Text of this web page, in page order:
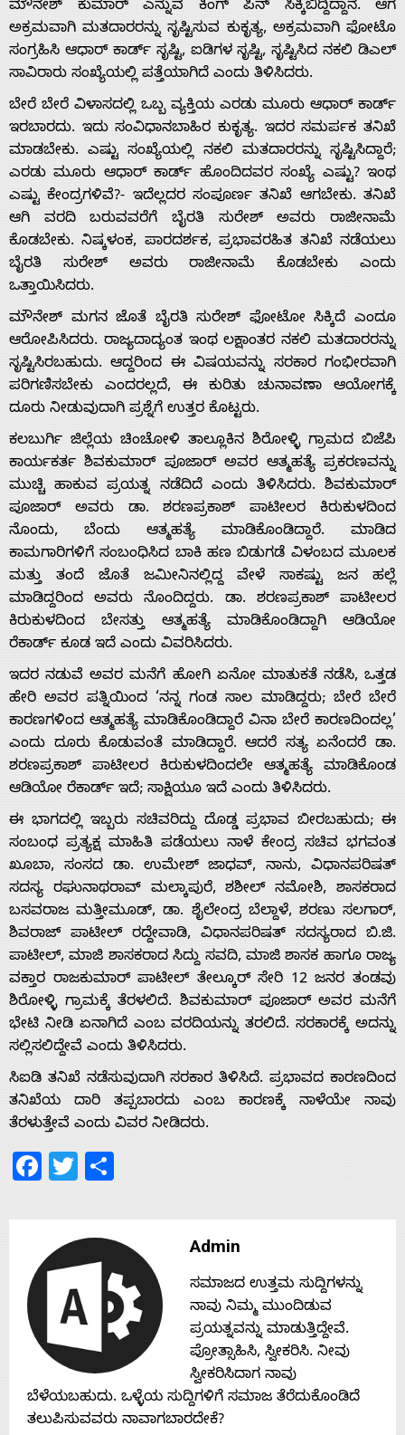
Home
About
Us
Advertise
With
s
Contact
Us
ಮೌನೇಶ್ ಕುಮಾರ್ ಎನ್ನುವ ಕಿಂಗ್ ಪಿನ್ ಸಿಕ್ಕಿಬಿದ್ದಿದ್ದಾನೆ. ಆಗ
ಅಕ್ರಮವಾಗಿ ಮತದಾರರನ್ನು ಸೃಷ್ಟಿಸುವ ಕುಕೃತ್ಯ, ಅಕ್ರಮವಾಗಿ ಫೋಟೊ
ಸಂಗ್ರಹಿಸಿ ಆಧಾರ್ ಕಾರ್ಡ್ ಸೃಷ್ಟಿ, ಐಡಿಗಳ ಸೃಷ್ಟಿ, ಸೃಷ್ಟಿಸಿದ ನಕಲಿ ಡಿಎಲ್
ಸಾವಿರಾರು ಸಂಖ್ಯೆಯಲ್ಲಿ ಪತ್ತೆಯಾಗಿದೆ ಎಂದು ತಿಳಿಸಿದರು.
ಬೇರೆ ಬೇರೆ ವಿಳಾಸದಲ್ಲಿ ಒಬ್ಬ ವ್ಯಕ್ತಿಯ ಎರಡು ಮೂರು ಆಧಾರ್ ಕಾರ್ಡ್
ಇರಬಾರದು. ಇದು ಸಂವಿಧಾನಬಾಹಿರ ಕುಕೃತ್ಯ. ಇದರ ಸಮರ್ಪಕ ತನಿಖೆ
ಮಾಡಬೇಕು. ಎಷ್ಟು ಸಂಖ್ಯೆಯಲ್ಲಿ ನಕಲಿ ಮತದಾರರನ್ನು ಸೃಷ್ಟಿಸಿದ್ದಾರೆ;
ಎರಡು ಮೂರು ಆಧಾರ್ ಕಾರ್ಡ್ ಹೊಂದಿದವರ ಸಂಖ್ಯೆ ಎಷ್ಟು? ಇಂಥ
ಎಷ್ಟು ಕೇಂದ್ರಗಳಿವೆ?- ಇದೆಲ್ಲದರ ಸಂಪೂರ್ಣ ತನಿಖೆ ಆಗಬೇಕು. ತನಿಖೆ
ಆಗಿ ವರದಿ ಬರುವವರೆಗೆ ಬೈರತಿ ಸುರೇಶ್ ಅವರು ರಾಜೀನಾಮೆ
ಕೊಡಬೇಕು. ನಿಷ್ಕಳಂಕ, ಪಾರದರ್ಶಕ, ಪ್ರಭಾವರಹಿತ ತನಿಖೆ ನಡೆಯಲು
ಬೈರತಿ ಸುರೇಶ್ ಅವರು ರಾಜೀನಾಮೆ ಕೊಡಬೇಕು ಎಂದು
ಒತ್ತಾಯಿಸಿದರು.
ಮೌನೇಶ್ ಮಗನ ಜೊತೆ ಬೈರತಿ ಸುರೇಶ್ ಫೋಟೋ ಸಿಕ್ಕಿದೆ ಎಂದೂ
ಆರೋಪಿಸಿದರು. ರಾಜ್ಯದಾದ್ಯಂತ ಇಂಥ ಲಕ್ಷಾಂತರ ನಕಲಿ ಮತದಾರರನ್ನು
ಸೃಷ್ಟಿಸಿರಬಹುದು. ಆದ್ದರಿಂದ ಈ ವಿಷಯವನ್ನು ಸರಕಾರ ಗಂಭೀರವಾಗಿ
ಪರಿಗಣಿಸಬೇಕು ಎಂದರಲ್ಲದೆ, ಈ ಕುರಿತು ಚುನಾವಣಾ ಆಯೋಗಕ್ಕೆ
ದೂರು ನೀಡುವುದಾಗಿ ಪ್ರಶ್ನೆಗೆ ಉತ್ತರ ಕೊಟ್ಟರು.
ಕಲಬುರ್ಗಿ ಜಿಲ್ಲೆಯ ಚಿಂಚೋಳಿ ತಾಲ್ಲೂಕಿನ ಶಿರೋಳ್ಳಿ ಗ್ರಾಮದ ಬಿಜೆಪಿ
ಕಾರ್ಯಕರ್ತ ಶಿವಕುಮಾರ್ ಪೂಜಾರ್ ಅವರ ಆತ್ಮಹತ್ಯೆ ಪ್ರಕರಣವನ್ನು
ಮುಚ್ಚಿ ಹಾಕುವ ಪ್ರಯತ್ನ ನಡೆದಿದೆ ಎಂದು ತಿಳಿಸಿದರು. ಶಿವಕುಮಾರ್
ಪೂಜಾರ್ ಅವರು ಡಾ. ಶರಣಪ್ರಕಾಶ್ ಪಾಟೀಲರ ಕಿರುಕುಳದಿಂದ
ನೊಂದು, ಬೆಂದು ಆತ್ಮಹತ್ಯೆ ಮಾಡಿಕೊಂಡಿದ್ದಾರೆ. ಮಾಡಿದ
ಕಾಮಗಾರಿಗಳಿಗೆ ಸಂಬಂಧಿಸಿದ ಬಾಕಿ ಹಣ ಬಿಡುಗಡೆ ವಿಳಂಬದ ಮೂಲಕ
ಮತ್ತು ತಂದೆ ಜೊತೆ ಜಮೀನಿನಲ್ಲಿದ್ದ ವೇಳೆ ಸಾಕಷ್ಟು ಜನ ಹಲ್ಲೆ
ಮಾಡಿದ್ದರಿಂದ ಅವರು ನೊಂದಿದ್ದರು. ಡಾ. ಶರಣಪ್ರಕಾಶ್ ಪಾಟೀಲರ
ಕಿರುಕುಳದಿಂದ ಬೇಸತ್ತು ಆತ್ಮಹತ್ಯೆ ಮಾಡಿಕೊಂಡಿದ್ದಾಗಿ ಆಡಿಯೋ
ರೆಕಾರ್ಡ್ ಕೂಡ ಇದೆ ಎಂದು ವಿವರಿಸಿದರು.
ಇದರ ನಡುವೆ ಅವರ ಮನೆಗೆ ಹೋಗಿ ಏನೋ ಮಾತುಕತೆ ನಡೆಸಿ, ಒತ್ತಡ
ಹೇರಿ ಅವರ ಪತ್ನಿಯಿಂದ ‘ನನ್ನ ಗಂಡ ಸಾಲ ಮಾಡಿದ್ದರು; ಬೇರೆ ಬೇರೆ
ಕಾರಣಗಳಿಂದ ಆತ್ಮಹತ್ಯೆ ಮಾಡಿಕೊಂಡಿದ್ದಾರೆ ವಿನಾ ಬೇರೆ ಕಾರಣದಿಂದಲ್ಲ’
ಎಂದು ದೂರು ಕೊಡುವಂತೆ ಮಾಡಿದ್ದಾರೆ. ಆದರೆ ಸತ್ಯ ಏನೆಂದರೆ ಡಾ.
ಶರಣಪ್ರಕಾಶ್ ಪಾಟೀಲರ ಕಿರುಕುಳದಿಂದಲೇ ಆತ್ಮಹತ್ಯೆ ಮಾಡಿಕೊಂಡ
ಆಡಿಯೋ ರೆಕಾರ್ಡ್ ಇದೆ; ಸಾಕ್ಷಿಯೂ ಇದೆ ಎಂದು ತಿಳಿಸಿದರು.
ಈ ಭಾಗದಲ್ಲಿ ಇಬ್ಬರು ಸಚಿವರಿದ್ದು ದೊಡ್ಡ ಪ್ರಭಾವ ಬೀರಬಹುದು; ಈ
ಸಂಬಂಧ ಪ್ರತ್ಯಕ್ಷ ಮಾಹಿತಿ ಪಡೆಯಲು ನಾಳೆ ಕೇಂದ್ರ ಸಚಿವ ಭಗವಂತ
ಖೂಬಾ, ಸಂಸದ ಡಾ. ಉಮೇಶ್ ಜಾಧವ್, ನಾನು, ವಿಧಾನಪರಿಷತ್
ಸದಸ್ಯ ರಘುನಾಥರಾವ್ ಮಲ್ಕಾಪುರೆ, ಶಶೀಲ್ ನಮೋಶಿ, ಶಾಸಕರಾದ
ಬಸವರಾಜ ಮತ್ತೀಮೂಡ್, ಡಾ. ಶೈಲೇಂದ್ರ ಬೆಲ್ದಾಳೆ, ಶರಣು ಸಲಗಾರ್,
ಶಿವರಾಜ್ ಪಾಟೀಲ್ ರದ್ದೇವಾಡಿ, ವಿಧಾನಪರಿಷತ್ ಸದಸ್ಯರಾದ ಬಿ.ಜಿ.
ಪಾಟೀಲ್, ಮಾಜಿ ಶಾಸಕರಾದ ಸಿದ್ದು ಸವದಿ, ಮಾಜಿ ಶಾಸಕ ಹಾಗೂ ರಾಜ್ಯ
ವಕ್ತಾರ ರಾಜಕುಮಾರ್ ಪಾಟೀಲ್ ತೇಲ್ಕೂರ್ ಸೇರಿ 12 ಜನರ ತಂಡವು
ಶಿರೋಳ್ಳಿ ಗ್ರಾಮಕ್ಕೆ ತೆರಳಲಿದೆ. ಶಿವಕುಮಾರ್ ಪೂಜಾರ್ ಅವರ ಮನೆಗೆ
ಭೇಟಿ ನೀಡಿ ಏನಾಗಿದೆ ಎಂಬ ವರದಿಯನ್ನು ತರಲಿದೆ. ಸರಕಾರಕ್ಕೆ ಅದನ್ನು
ಸಲ್ಲಿಸಲಿದ್ದೇವೆ ಎಂದು ತಿಳಿಸಿದರು.
ಸಿಐಡಿ ತನಿಖೆ ನಡೆಸುವುದಾಗಿ ಸರಕಾರ ತಿಳಿಸಿದೆ. ಪ್ರಭಾವದ ಕಾರಣದಿಂದ
ತನಿಖೆಯ ದಾರಿ ತಪ್ಪಬಾರದು ಎಂಬ ಕಾರಣಕ್ಕೆ ನಾಳೆಯೇ ನಾವು
ತೆರಳುತ್ತೇವೆ ಎಂದು ವಿವರ ನೀಡಿದರು.
Facebook
Twitter
Admin
ಸಮಾಜದ ಉತ್ತಮ ಸುದ್ದಿಗಳನ್ನು
ನಾವು ನಿಮ್ಮ ಮುಂದಿಡುವ
ಪ್ರಯತ್ನವನ್ನು ಮಾಡುತ್ತಿದ್ದೇವೆ.
ಪ್ರೋತ್ಸಾಹಿಸಿ, ಸ್ವೀಕರಿಸಿ. ನೀವು
ಸ್ವೀಕರಿಸಿದಾಗ ನಾವು
ಬೆಳೆಯಬಹುದು. ಒಳ್ಳೆಯ ಸುದ್ದಿಗಳಿಗೆ ಸಮಾಜ ತೆರೆದುಕೊಂಡಿದೆ
ತಲುಪಿಸುವವರು ನಾವಾಗಬಾರದೇಕೆ?